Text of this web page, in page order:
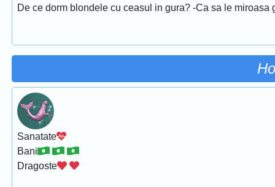
De ce dorm blondele cu ceasul in gura? -Ca sa le miroasa
Sanatate
Bani
Dragoste